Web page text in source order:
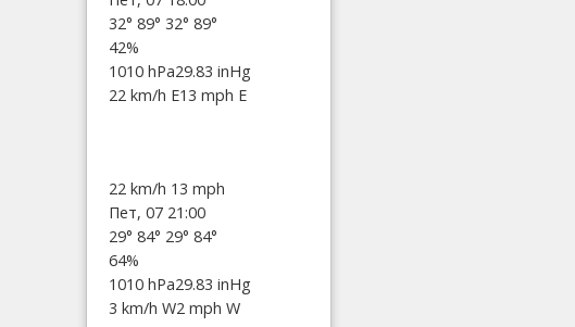
32° 89° 32° 89°
42%
1010 hPa29.83 inHg
22 km/h E13 mph E
22 km/h 13 mph
Пет, 07 21:00
29° 84° 29° 84°
64%
1010 hPa29.83 inHg
3 km/h W2 mph W